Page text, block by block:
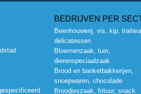
BEDRIJVEN PER
Beenhouwerij, vis, kip,
delicatessen
Bloemenzaak, tuin,
dierenspeciaalzaak
Brood en banketbakkerijen,
snoepwaren, chocolade
Broodjeszaak, frituur, snack